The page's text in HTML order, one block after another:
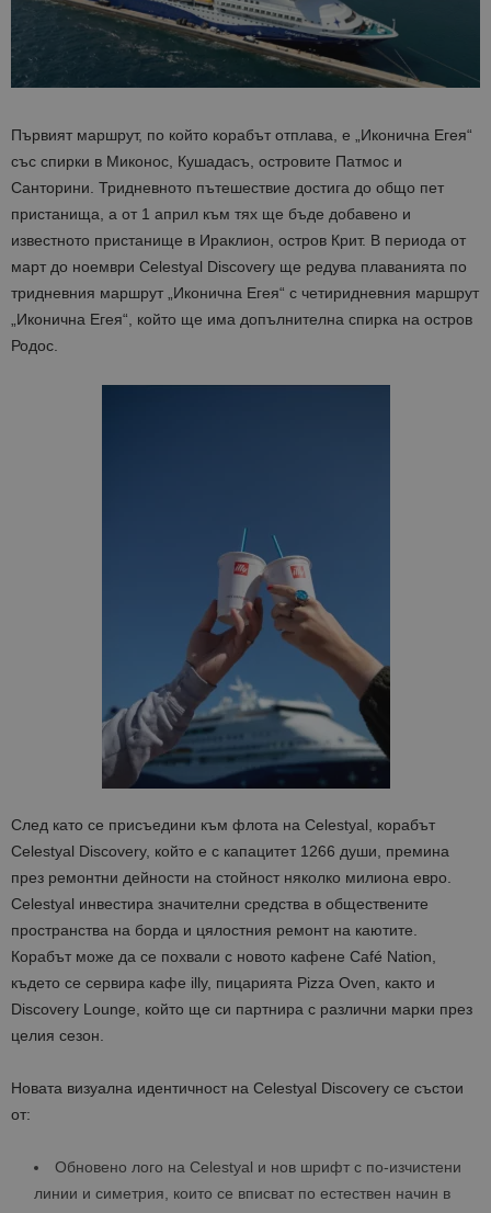
Първият маршрут, по който корабът отплава, е „Иконична Егея“
със спирки в Миконос, Кушадасъ, островите Патмос и
Санторини. Тридневното пътешествие достига до общо пет
пристанища, а от 1 април към тях ще бъде добавено и
известното пристанище в Ираклион, остров Крит. В периода от
март до ноември Celestyal Discovery ще редува плаванията по
тридневния маршрут „Иконична Егея“ с четиридневния маршрут
„Иконична Егея“, който ще има допълнителна спирка на остров
Родос.
След като се присъедини към флота на Celestyal, корабът
Celestyal Discovery, който е с капацитет 1266 души, премина
през ремонтни дейности на стойност няколко милиона евро.
Celestyal инвестира значителни средства в обществените
пространства на борда и цялостния ремонт на каютите.
Корабът може да се похвали с новото кафене Café Nation,
където се сервира кафе illy, пицарията Pizza Oven, както и
Discovery Lounge, който ще си партнира с различни марки през
целия сезон.
Новата визуална идентичност на Celestyal Discovery се състои
от:
Обновено лого на Celestyal и нов шрифт с по-изчистени
линии и симетрия, които се вписват по естествен начин в